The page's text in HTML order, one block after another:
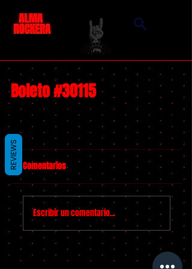
Boleto #30115
Comentarios
Escribir un comentario...
REVIEWS